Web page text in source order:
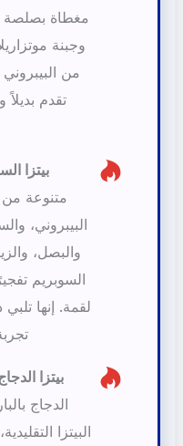
مغطاة بصلصة
وجبنة
من البيبروني
تقدم بديلاً
بيتزا
متنوعة
البيبروني،
والبصل،
السوبريم
لقمة. إنها
بيتزا
الدجاج
البيتزا